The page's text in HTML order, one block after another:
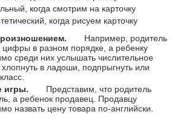
когда смотрим на карточку
когда рисуем карточку
Например, родитель
цифры в разном порядке, а ребенку
среди них услышать числительное
хлопнуть в ладоши, подпрыгнуть или
игры.
Представим, что родитель
а ребенок продавец. Продавцу
назвать цену товара по-английски.